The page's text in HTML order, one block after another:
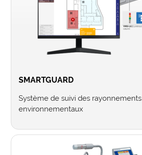
SMARTGUARD
Système de suivi des rayonnements
environnementaux